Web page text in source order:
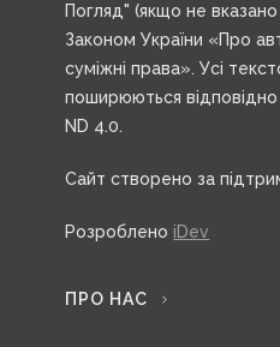
Погляд" (якщо не
Законом України «Про
суміжні права». Усі
поширюються відповідно
ND 4.0.
Сайт створено за
Розроблено iDev
ПРО НАС